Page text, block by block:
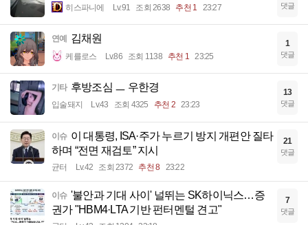
히스파니에 Lv.91 조회 2638 추천 1 23:27 댓글
연예 김채원
케를로스 Lv.86 조회 1138 추천 1 23:25
1
댓글
기타 후방조심 ㅡ 우한경
입술돼지 Lv.43 조회 4325 추천 2 23:23
13
댓글
이슈 이 대통령, ISA·주가 누르기 방지 개편안 질타
하며 “전면 재검토” 지시
균터 Lv.42 조회 2372 추천 8 23:22
21
댓글
이슈 '불안과 기대 사이' 널뛰는 SK하이닉스…증
권가 "HBM4·LTA 기반 펀터멘털 견고"
7
댓글